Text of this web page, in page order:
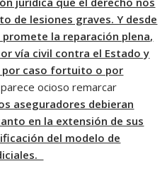
de lesiones graves. Y desde
la reparación plena,
vía civil contra el Estado y
por caso fortuito o por
ocioso remarcar
aseguradores debieran
en la extensión de sus
del modelo de